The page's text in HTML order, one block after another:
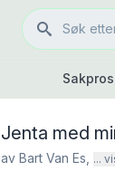
Jenta med
av Bart Van Es ...